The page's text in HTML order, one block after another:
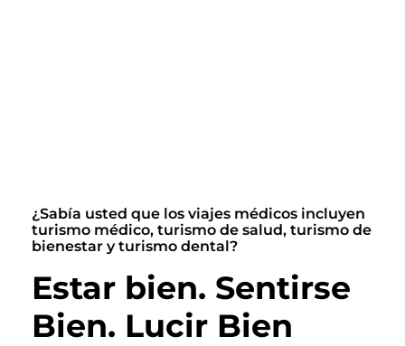
¿Sabía usted que los viajes médicos incluyen
turismo médico, turismo de salud, turismo de
bienestar y turismo dental?
Estar bien. Sentirse
Bien. Lucir Bien